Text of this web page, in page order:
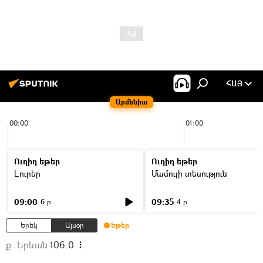
Արմենիա
ՀԱՅ
00:00 01:00
Ուղիղ եթեր
Լուրեր
09:00 6 ր
Ուղիղ եթեր
Մամուլի տեսություն
09:35 4 ր
Երեկ Այսօր Եթեր
ք. Երևան 106.0